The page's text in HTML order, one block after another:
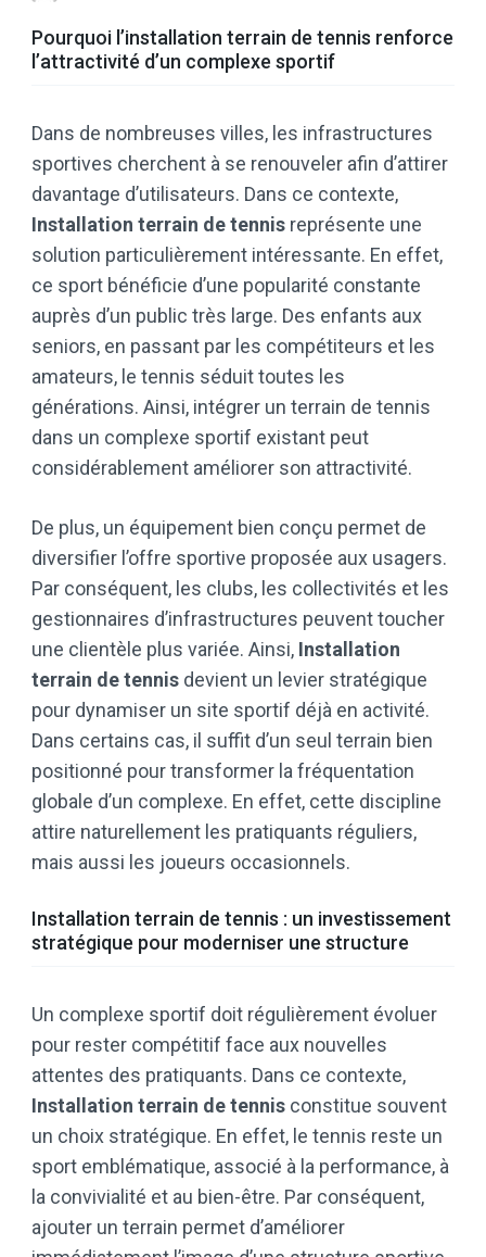
Pourquoi l’installation terrain de tennis renforce
l’attractivité d’un complexe sportif
Dans de nombreuses villes, les infrastructures
sportives cherchent à se renouveler afin d’attirer
davantage d’utilisateurs. Dans ce contexte,
Installation terrain de tennis représente une
solution particulièrement intéressante. En effet,
ce sport bénéficie d’une popularité constante
auprès d’un public très large. Des enfants aux
seniors, en passant par les compétiteurs et les
amateurs, le tennis séduit toutes les
générations. Ainsi, intégrer un terrain de tennis
dans un complexe sportif existant peut
considérablement améliorer son attractivité.
De plus, un équipement bien conçu permet de
diversifier l’offre sportive proposée aux usagers.
Par conséquent, les clubs, les collectivités et les
gestionnaires d’infrastructures peuvent toucher
une clientèle plus variée. Ainsi, Installation
terrain de tennis devient un levier stratégique
pour dynamiser un site sportif déjà en activité.
Dans certains cas, il suffit d’un seul terrain bien
positionné pour transformer la fréquentation
globale d’un complexe. En effet, cette discipline
attire naturellement les pratiquants réguliers,
mais aussi les joueurs occasionnels.
Installation terrain de tennis : un investissement
stratégique pour moderniser une structure
Un complexe sportif doit régulièrement évoluer
pour rester compétitif face aux nouvelles
attentes des pratiquants. Dans ce contexte,
Installation terrain de tennis constitue souvent
un choix stratégique. En effet, le tennis reste un
sport emblématique, associé à la performance, à
la convivialité et au bien-être. Par conséquent,
ajouter un terrain permet d’améliorer